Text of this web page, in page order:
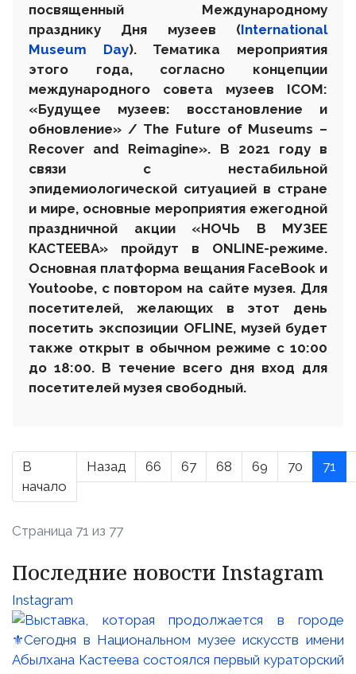
посвященный Международному
празднику Дня музеев (International
Museum Day). Тематика мероприятия
этого года, согласно концепции
международного совета музеев ICOM:
«Будущее музеев: восстановление и
обновление» / The Future of Museums –
Recover and Reimagine». В 2021 году в
связи с нестабильной
эпидемиологической ситуацией в стране
и мире, основные мероприятия ежегодной
праздничной акции «НОЧЬ В МУЗЕЕ
КАСТЕЕВА» пройдут в ONLINE-режиме.
Основная платформа вещания FaceBook и
Youtoobe, с повтором на сайте музея. Для
посетителей, желающих в этот день
посетить экспозиции OFLINE, музей будет
также открыт в обычном режиме с 10:00
до 18:00. В течение всего дня вход для
посетителей музея свободный.
В
начало
Назад 66 67 68 69 70 71
Страница 71 из 77
Последние новости Instagram
Instagram